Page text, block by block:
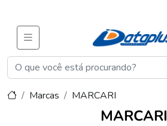
Marcas MARCARI
MARCARI